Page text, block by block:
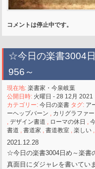
コメントは停止中です。
☆今日の楽書3004
956～
現在地:楽書家・今泉岐葉
公開日時: 火曜日 - 28 12月 2021
カテゴリー:今日の楽書 タグ: ア
ーヘップバーン , カリグラファー
,デザイン書道 , ローマの休日 ,
書道 ,書道家 ,書道教室 ,楽しい
2021.12.28
☆今日の楽書3004日め～楽書
真面目にダジャレを書いてい